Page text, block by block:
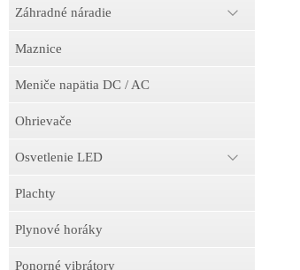
Záhradné náradie
Maznice
Meniče napätia DC / AC
Ohrievače
Osvetlenie LED
Plachty
Plynové horáky
Ponorné vibrátory